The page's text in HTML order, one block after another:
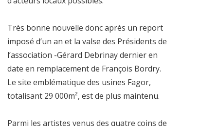
Très bonne nouvelle donc après un report
imposé d’un an et la valse des Présidents de
l’association -Gérard Debrinay dernier en
date en remplacement de François Bordry.
Le site emblématique des usines Fagor,
totalisant 29 000m², est de plus maintenu.
Parmi les artistes venus des quatre coins de